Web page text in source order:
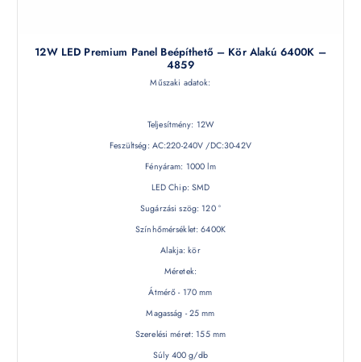
12W LED Premium Panel Beépíthető – Kör Alakú 6400K –
4859
Műszaki adatok:
Teljesítmény: 12W
Feszültség: AC:220-240V /DC:30-42V
Fényáram: 1000 lm
LED Chip: SMD
Sugárzási szög: 120 °
Színhőmérséklet: 6400K
Alakja: kör
Méretek:
Átmérő - 170 mm
Magasság - 25 mm
Szerelési méret: 155 mm
Súly 400 g/db